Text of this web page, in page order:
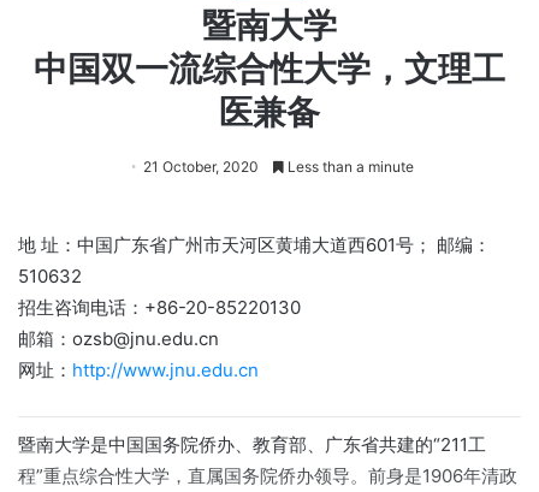
暨南大学
中国双一流综合性大学，文理工
医兼备
21 October, 2020 Less than a minute
地 址：中国广东省广州市天河区黄埔大道西601号； 邮编：
510632
招生咨询电话：+86-20-85220130
邮箱：ozsb@jnu.edu.cn
网址： http://www.jnu.edu.cn
暨南大学是中国国务院侨办、教育部、广东省共建的“211工
程”重点综合性大学，直属国务院侨办领导。前身是1906年清政